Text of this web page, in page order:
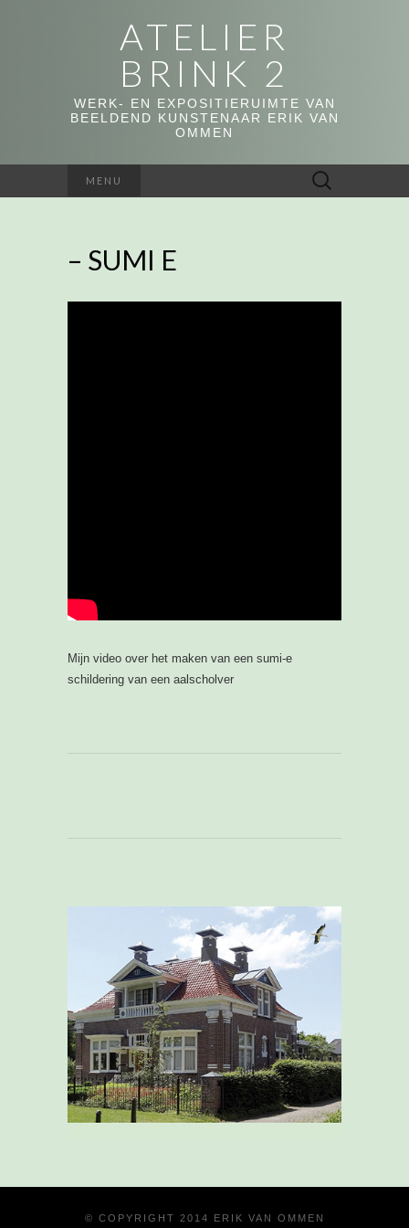
ATELIER
BRINK 2
WERK- EN EXPOSITIERUIMTE VAN
BEELDEND KUNSTENAAR ERIK VAN
OMMEN
MENU
Zoeken
naar:
– SUMI E
Mijn video over het maken van een sumi-e
schildering van een aalscholver
© COPYRIGHT 2014 ERIK VAN OMMEN